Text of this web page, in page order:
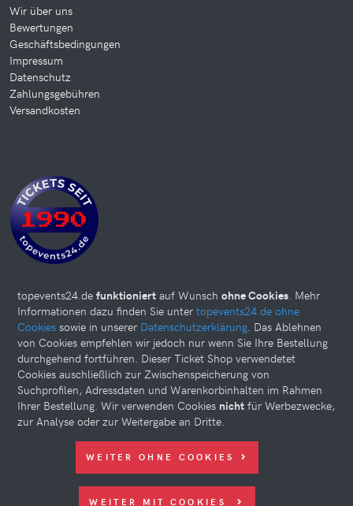
Wir über uns
Bewertungen
Geschäftsbedingungen
Impressum
Datenschutz
Zahlungsgebühren
Versandkosten
Diese Website kann Cookies verwenden. Bitte nehmen Sie weiter
unten Ihre Einstellungen vor.
© 2026 topevents24.de. All rights reserved.
topevents24.de funktioniert auf Wunsch ohne Cookies. Mehr
Informationen dazu finden Sie unter topevents24.de ohne
Cookies sowie in unserer Datenschutzerklärung. Das Ablehnen
von Cookies empfehlen wir jedoch nur wenn Sie Ihre Bestellung
durchgehend fortführen. Dieser Ticket Shop verwendetet
Cookies auschließlich zur Zwischenspeicherung von
Suchprofilen, Adressdaten und Warenkorbinhalten im Rahmen
Ihrer Bestellung. Wir verwenden Cookies nicht für Werbezwecke,
zur Analyse oder zur Weitergabe an Dritte.
WEITER OHNE COOKIES
WEITER MIT COOKIES